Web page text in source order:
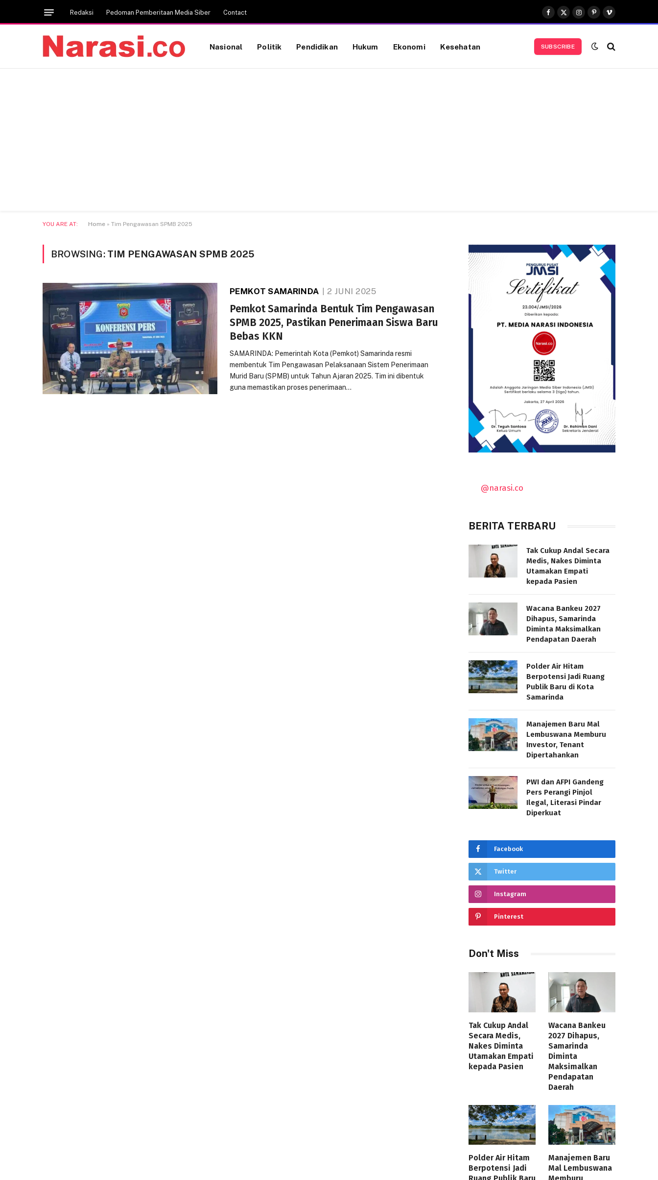
Redaksi Pedoman Pemberitaan Media Siber Contact
Facebook
X
(Twitter)
Instagram
Pinterest
Vimeo
Nasional Politik Pendidikan Hukum Ekonomi Kesehatan SUBSCRIBE
YOU ARE AT: Home » Tim Pengawasan SPMB 2025
BROWSING: TIM PENGAWASAN SPMB 2025
PEMKOT SAMARINDA 2 JUNI 2025
Pemkot Samarinda Bentuk Tim Pengawasan
SPMB 2025, Pastikan Penerimaan Siswa Baru
Bebas KKN
SAMARINDA: Pemerintah Kota (Pemkot) Samarinda resmi
membentuk Tim Pengawasan Pelaksanaan Sistem Penerimaan
Murid Baru (SPMB) untuk Tahun Ajaran 2025. Tim ini dibentuk
guna memastikan proses penerimaan…
@narasi.co
BERITA TERBARU
Tak Cukup Andal Secara
Medis, Nakes Diminta
Utamakan Empati
kepada Pasien
Wacana Bankeu 2027
Dihapus, Samarinda
Diminta Maksimalkan
Pendapatan Daerah
Polder Air Hitam
Berpotensi Jadi Ruang
Publik Baru di Kota
Samarinda
Manajemen Baru Mal
Lembuswana Memburu
Investor, Tenant
Dipertahankan
PWI dan AFPI Gandeng
Pers Perangi Pinjol
Ilegal, Literasi Pindar
Diperkuat
Facebook
Twitter
Instagram
Pinterest
Don't Miss
Tak Cukup Andal
Secara Medis,
Nakes Diminta
Utamakan Empati
kepada Pasien
Wacana Bankeu
2027 Dihapus,
Samarinda
Diminta
Maksimalkan
Pendapatan
Daerah
Polder Air Hitam
Berpotensi Jadi
Manajemen Baru
Mal Lembuswana